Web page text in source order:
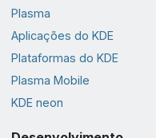
Plasma
Aplicações do KDE
Plataformas do KDE
Plasma Mobile
KDE neon